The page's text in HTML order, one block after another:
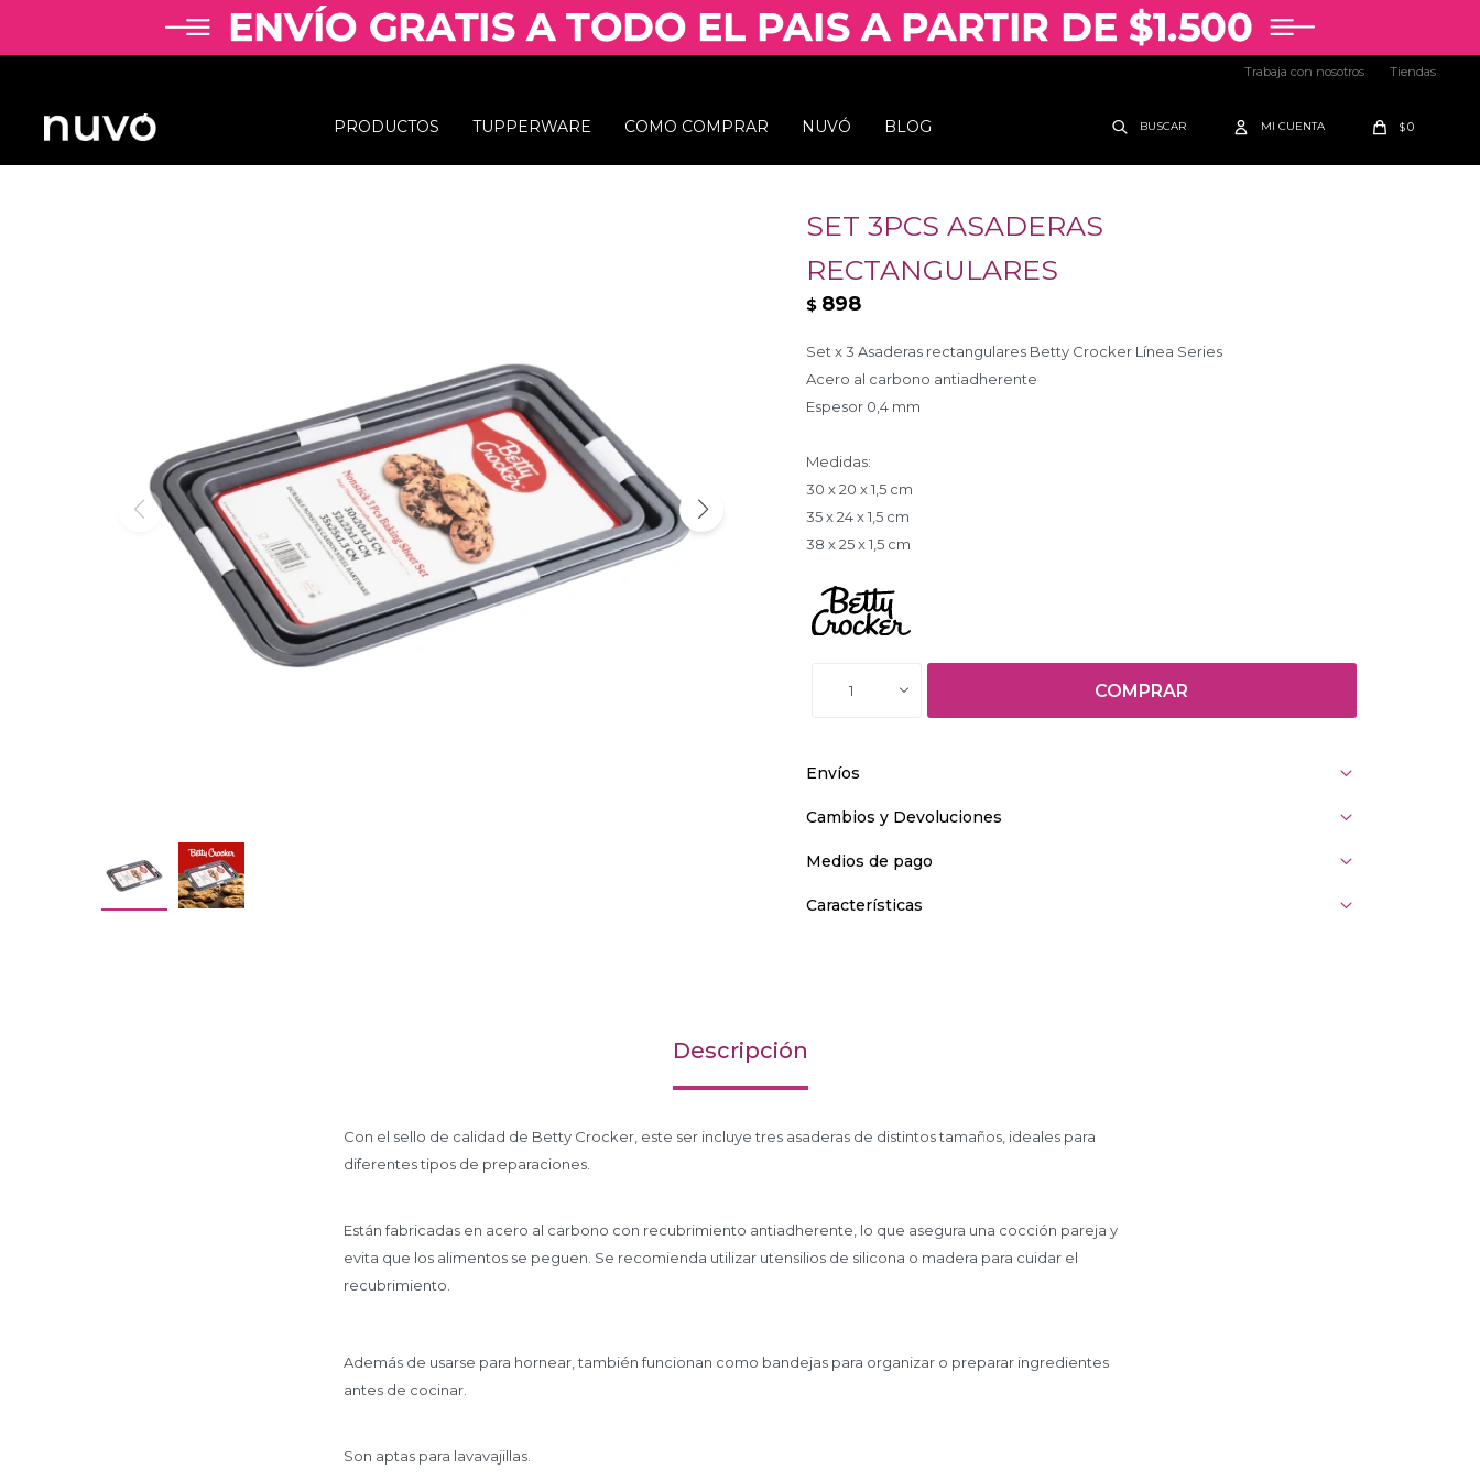
PRODUCTOS TUPPERWARE COMO COMPRAR NUVÓ BLOG $0
Trabaja con nosotros Tiendas
SET 3PCS ASADERAS
RECTANGULARES
$ 898
Set x 3 Asaderas rectangulares Betty Crocker Línea Series
Acero al carbono antiadherente
Espesor 0,4 mm
Medidas:
30 x 20 x 1,5 cm
35 x 24 x 1,5 cm
38 x 25 x 1,5 cm
1 COMPRAR
Envíos
Cambios y Devoluciones
Medios de pago
Características
Descripción
Con el sello de calidad de Betty Crocker, este ser incluye tres asaderas de distintos tamaños, ideales para
diferentes tipos de preparaciones.
Están fabricadas en acero al carbono con recubrimiento antiadherente, lo que asegura una cocción pareja y
evita que los alimentos se peguen. Se recomienda utilizar utensilios de silicona o madera para cuidar el
recubrimiento.
Además de usarse para hornear, también funcionan como bandejas para organizar o preparar ingredientes
antes de cocinar.
Son aptas para lavavajillas.